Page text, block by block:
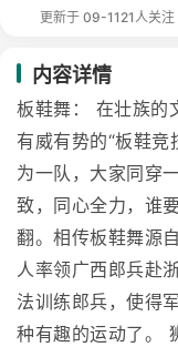
更新于 09-11 21人关注
内容详情
板鞋舞： 在壮族的
有威有势的“板鞋竞
为一队，大家同穿
致，同心全力，谁
翻。相传板鞋舞源
人率领广西郎兵赴
法训练郎兵，使得
种有趣的运动了。